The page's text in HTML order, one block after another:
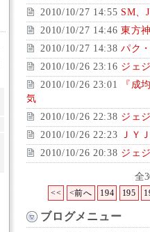
2010/10/27 14:55 SM、
2010/10/27 14:46 東方
2010/10/27 14:38 パク
2010/10/26 23:16 ジェ
2010/10/26 23:01
『成
気
2010/10/26 22:38 ジェ
2010/10/26 22:23 ＪＹ
2010/10/26 20:38 ジェ
全
<< <前へ 194 195
ブログメニュー